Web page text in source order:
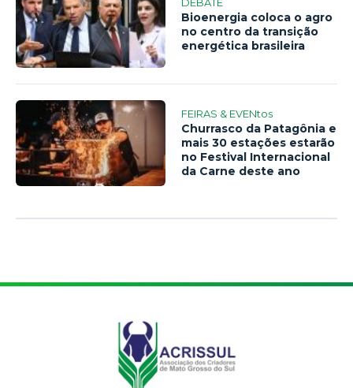
Bioenergia coloca o agro
no centro da transição
energética brasileira
FEIRAS & EVENtos
Churrasco da Patagônia e
mais 30 estações estarão
no Festival Internacional
da Carne deste ano